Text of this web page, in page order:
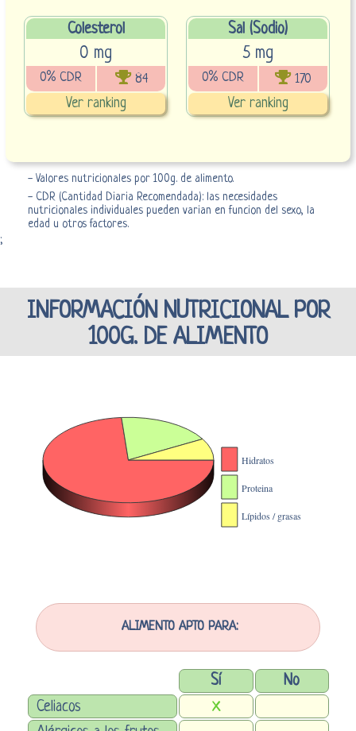
Colesterol
0 mg
0% CDR 84
Ver ranking
Sal (Sodio)
5 mg
0% CDR 170
Ver ranking
- Valores nutricionales por 100g. de alimento.
- CDR (Cantidad Diaria Recomendada): las necesidades
nutricionales individuales pueden varian en funcion del sexo, la
edad u otros factores.
;
INFORMACIÓN NUTRICIONAL POR
100G. DE ALIMENTO
ALIMENTO APTO PARA:
Sí
No
Celiacos
X